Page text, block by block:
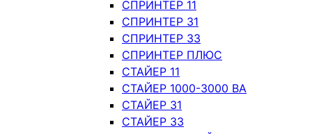
СПРИНТЕР 11
СПРИНТЕР 31
СПРИНТЕР 33
СПРИНТЕР ПЛЮС
СТАЙЕР 11
СТАЙЕР 1000-3000 ВА
СТАЙЕР 31
СТАЙЕР 33